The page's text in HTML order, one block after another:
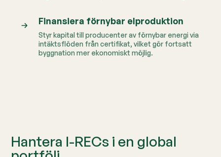
Finansiera förnybar elproduktion
Styr kapital till producenter av förnybar energi via
intäktsflöden från certifikat, vilket gör fortsatt
byggnation mer ekonomiskt möjlig.
Hantera I-RECs i en global